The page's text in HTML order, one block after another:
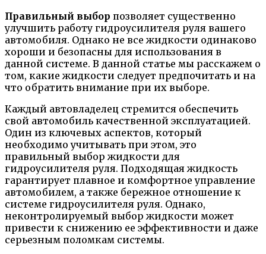
Правильный выбор позволяет существенно
улучшить работу гидроусилителя руля вашего
автомобиля. Однако не все жидкости одинаково
хороши и безопасны для использования в
данной системе. В данной статье мы расскажем о
том, какие жидкости следует предпочитать и на
что обратить внимание при их выборе.
Каждый автовладелец стремится обеспечить
свой автомобиль качественной эксплуатацией.
Один из ключевых аспектов, который
необходимо учитывать при этом, это
правильный выбор жидкости для
гидроусилителя руля. Подходящая жидкость
гарантирует плавное и комфортное управление
автомобилем, а также бережное отношение к
системе гидроусилителя руля. Однако,
неконтролируемый выбор жидкости может
привести к снижению ее эффективности и даже
серьезным поломкам системы.